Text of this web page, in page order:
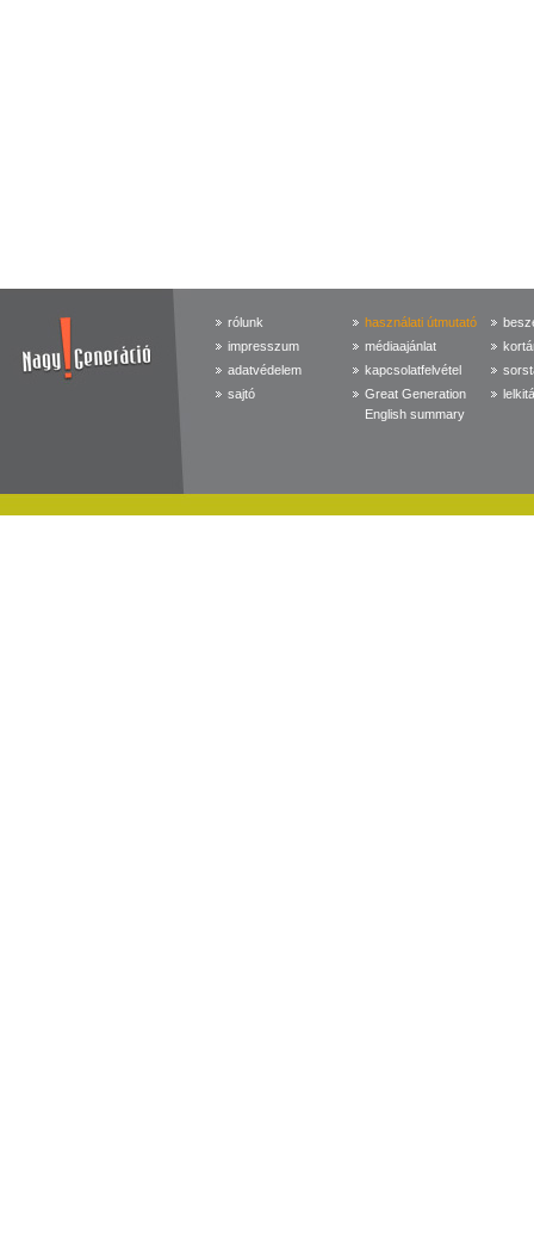
rólunk
impresszum
adatvédelem
sajtó
használati útmutató
médiaajánlat
kapcsolatfelvétel
Great Generation
English summary